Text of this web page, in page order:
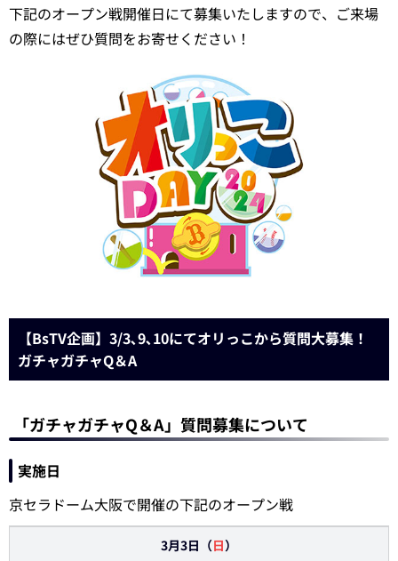
下記のオープン戦開催日にて募集いたしますので、ご来場
の際にはぜひ質問をお寄せください！
【BsTV企画】3/3､9､10にてオリっこから質問大募集！
ガチャガチャQ＆A
「ガチャガチャQ＆A」質問募集について
実施日
京セラドーム大阪で開催の下記のオープン戦
3月3日（日）